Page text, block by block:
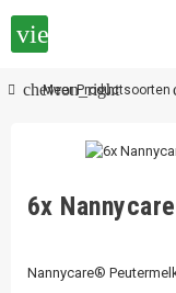
view_headline
chevron_right
Meer Productsoorten
6x
Nannycare®